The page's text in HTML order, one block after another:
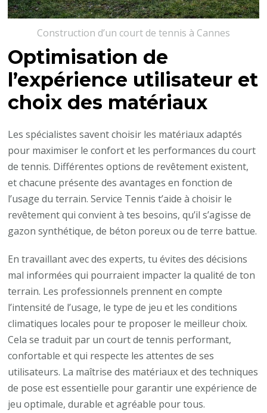
Construction d’un court de tennis à Cannes
Optimisation de
l’expérience utilisateur et
choix des matériaux
Les spécialistes savent choisir les matériaux adaptés
pour maximiser le confort et les performances du court
de tennis. Différentes options de revêtement existent,
et chacune présente des avantages en fonction de
l’usage du terrain. Service Tennis t’aide à choisir le
revêtement qui convient à tes besoins, qu’il s’agisse de
gazon synthétique, de béton poreux ou de terre battue.
En travaillant avec des experts, tu évites des décisions
mal informées qui pourraient impacter la qualité de ton
terrain. Les professionnels prennent en compte
l’intensité de l’usage, le type de jeu et les conditions
climatiques locales pour te proposer le meilleur choix.
Cela se traduit par un court de tennis performant,
confortable et qui respecte les attentes de ses
utilisateurs. La maîtrise des matériaux et des techniques
de pose est essentielle pour garantir une expérience de
jeu optimale, durable et agréable pour tous.